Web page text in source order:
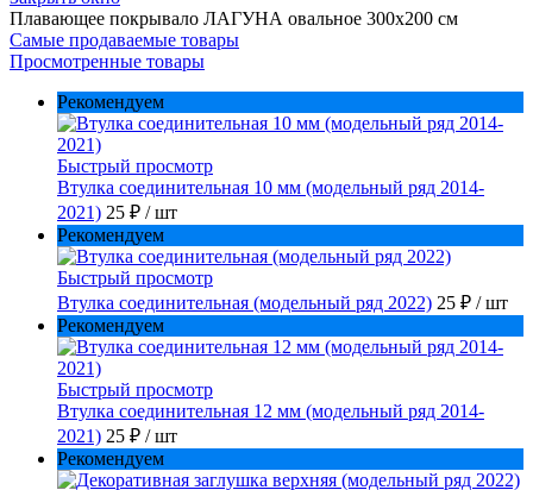
Плавающее покрывало ЛАГУНА овальное 300х200 см
Самые продаваемые товары
Просмотренные товары
Рекомендуем
Быстрый просмотр
Втулка соединительная 10 мм (модельный ряд 2014-
2021) 25 ₽ / шт
Рекомендуем
Быстрый просмотр
Втулка соединительная (модельный ряд 2022) 25 ₽ / шт
Рекомендуем
Быстрый просмотр
Втулка соединительная 12 мм (модельный ряд 2014-
2021) 25 ₽ / шт
Рекомендуем